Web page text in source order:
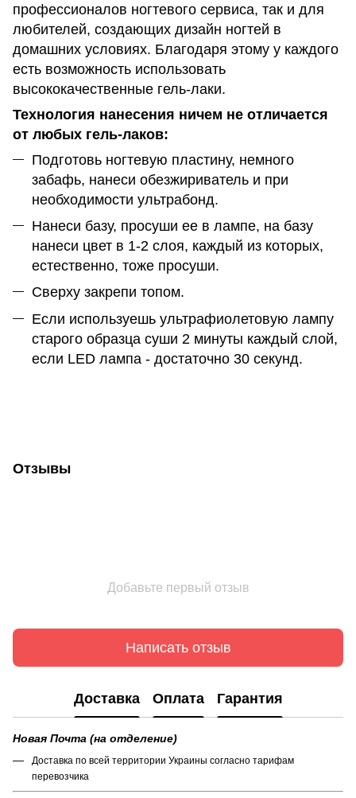
профессионалов ногтевого сервиса, так и для
любителей, создающих дизайн ногтей в
домашних условиях. Благодаря этому у каждого
есть возможность использовать
высококачественные гель-лаки.
Технология нанесения ничем не отличается
от любых гель-лаков:
Подготовь ногтевую пластину, немного
забафь, нанеси обезжириватель и при
необходимости ультрабонд.
Нанеси базу, просуши ее в лампе, на базу
нанеси цвет в 1-2 слоя, каждый из которых,
естественно, тоже просуши.
Сверху закрепи топом.
Если используешь ультрафиолетовую лампу
старого образца суши 2 минуты каждый слой,
если LED лампа - достаточно 30 секунд.
Отзывы
Добавьте первый отзыв
Написать отзыв
Доставка Оплата Гарантия
Новая Почта (на отделение)
Доставка по всей территории Украины согласно тарифам
перевозчика